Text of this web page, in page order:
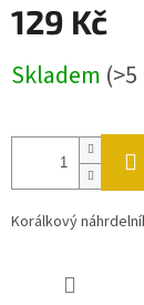
129 Kč
Skladem (>5
Korálkový